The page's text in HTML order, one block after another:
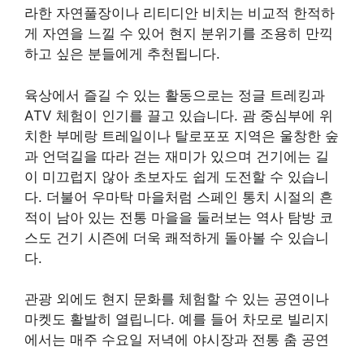
라한 자연풀장이나 리티디안 비치는 비교적 한적하
게 자연을 느낄 수 있어 현지 분위기를 조용히 만끽
하고 싶은 분들에게 추천됩니다.
육상에서 즐길 수 있는 활동으로는 정글 트레킹과
ATV 체험이 인기를 끌고 있습니다. 괌 중심부에 위
치한 부메랑 트레일이나 탈로포포 지역은 울창한 숲
과 언덕길을 따라 걷는 재미가 있으며 건기에는 길
이 미끄럽지 않아 초보자도 쉽게 도전할 수 있습니
다. 더불어 우마탁 마을처럼 스페인 통치 시절의 흔
적이 남아 있는 전통 마을을 둘러보는 역사 탐방 코
스도 건기 시즌에 더욱 쾌적하게 돌아볼 수 있습니
다.
관광 외에도 현지 문화를 체험할 수 있는 공연이나
마켓도 활발히 열립니다. 예를 들어 차모로 빌리지
에서는 매주 수요일 저녁에 야시장과 전통 춤 공연